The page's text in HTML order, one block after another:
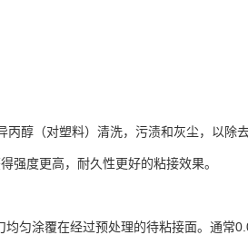
丙醇（对塑料）清洗，污渍和灰尘，以
强度更高，耐久性更好的粘接效果。
匀涂覆在经过预处理的待粘接面。通常